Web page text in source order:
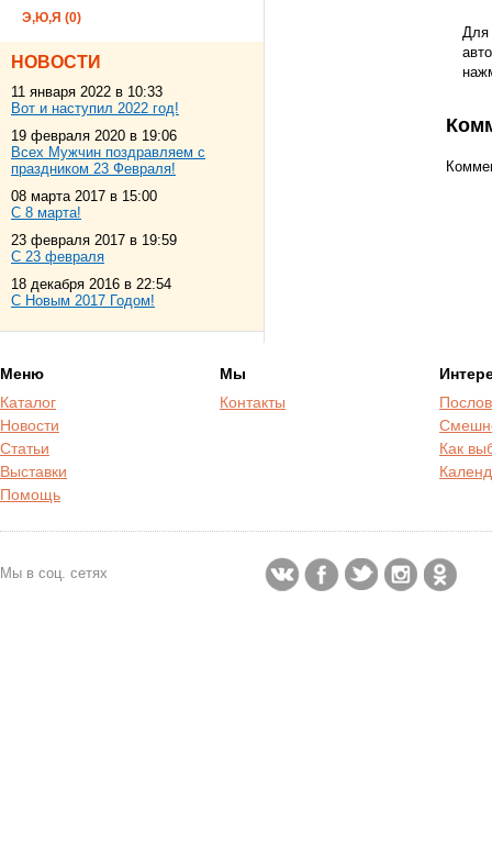
Для
Э,Ю,Я (0)
НОВОСТИ
11 января 2022 в 10:33
Вот и наступил 2022 год!
19 февраля 2020 в 19:06
Всех Мужчин поздравляем с
праздником 23 Февраля!
08 марта 2017 в 15:00
С 8 марта!
23 февраля 2017 в 19:59
С 23 февраля
18 декабря 2016 в 22:54
С Новым 2017 Годом!
Меню
Каталог
Новости
Статьи
Выставки
Помощь
Мы
Контакты
Как
Мы в соц. сетях